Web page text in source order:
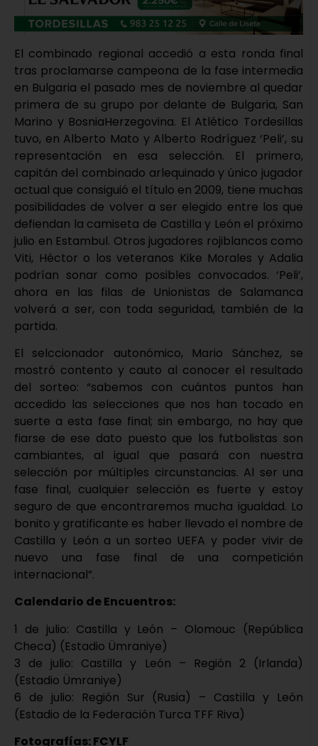
El combinado regional accedió a esta ronda final
tras proclamarse campeona de la fase intermedia
en Bulgaria el pasado mes de noviembre al quedar
primera de su grupo por delante de Bulgaria, San
Marino y BosniaHerzegovina. El Atlético Tordesillas
tuvo, en Alberto Mato y Alberto Rodríguez ‘Peli’, su
representación en esa selección. El primero,
capitán del combinado arlequinado y único jugador
actual que consiguió el título en 2009, tiene muchas
posibilidades de volver a ser elegido entre los que
defiendan la camiseta de Castilla y León el próximo
julio en Estambul. Otros jugadores rojiblancos como
Viti, Héctor o los veteranos Kike Morales y Adalia
podrían sonar como posibles convocados. ‘Peli’,
ahora en las filas de Unionistas de Salamanca
volverá a ser, con toda seguridad, también de la
partida.
El selccionador autonómico, Mario Sánchez, se
mostró contento y cauto al conocer el resultado
del sorteo: “sabemos con cuántos puntos han
accedido las selecciones que nos han tocado en
suerte a esta fase final; sin embargo, no hay que
fiarse de ese dato puesto que los futbolistas son
cambiantes, al igual que pasará con nuestra
selección por múltiples circunstancias. Al ser una
fase final, cualquier selección es fuerte y estoy
seguro de que encontraremos mucha igualdad. Lo
bonito y gratificante es haber llevado el nombre de
Castilla y León a un sorteo UEFA y poder vivir de
nuevo una fase final de una competición
internacional”.
Calendario de Encuentros:
1 de julio: Castilla y León – Olomouc (República
Checa) (Estadio Ümraniye)
3 de julio: Castilla y León – Región 2 (Irlanda)
(Estadio Ümraniye)
6 de julio: Región Sur (Rusia) – Castilla y León
(Estadio de la Federación Turca TFF Riva)
Fotografías: FCYLF